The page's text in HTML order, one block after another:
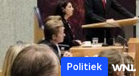
Politiek